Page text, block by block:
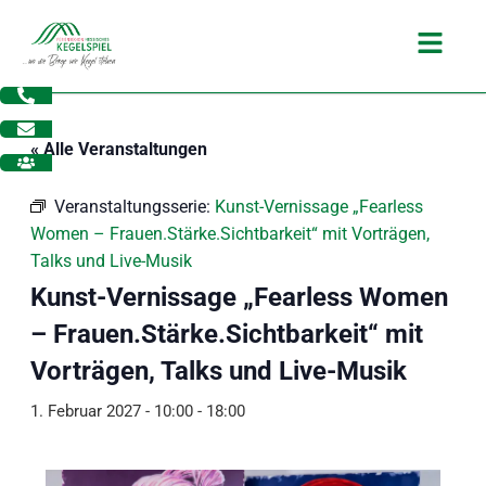
Inhalt
springen
Main
« Alle Veranstaltungen
Veranstaltungsserie: Kunst-Vernissage „Fearless
Women – Frauen.Stärke.Sichtbarkeit“ mit Vorträgen,
Talks und Live-Musik
Kunst-Vernissage „Fearless Women
– Frauen.Stärke.Sichtbarkeit“ mit
Vorträgen, Talks und Live-Musik
1. Februar 2027 - 10:00- 18:00